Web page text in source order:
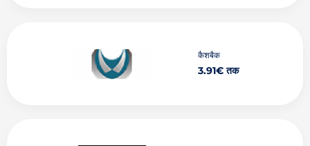
कैशबैक
3.91€ तक